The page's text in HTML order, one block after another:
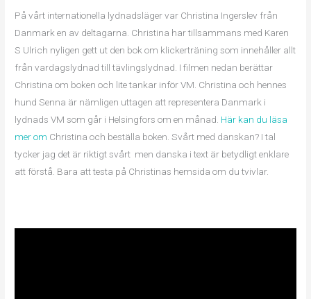
På vårt internationella lydnadsläger var Christina Ingerslev från
Danmark en av deltagarna. Christina har tillsammans med Karen
S Ulrich nyligen gett ut den bok om klickerträning som innehåller allt
från vardagslydnad till tävlingslydnad. I filmen nedan berättar
Christina om boken och lite tankar inför VM. Christina och hennes
hund Senna är nämligen uttagen att representera Danmark i
lydnads VM som går i Helsingfors om en månad. Här kan du läsa
mer om Christina och beställa boken. Svårt med danskan? I tal
tycker jag det är riktigt svårt men danska i text är betydligt enklare
att förstå. Bara att testa på Christinas hemsida om du tvivlar.